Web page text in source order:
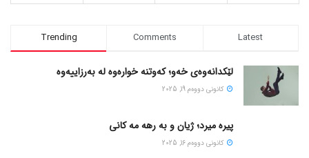
Trending Comments Latest
لێکدانەوەی خەو؛ کەوتنە خوارەوە لە بەرزاییەوە
كانونی دووه‌م 19, 2025
پیره میرد؛ ژیان و به رهه مه کانی
كانونی دووه‌م 16, 2025